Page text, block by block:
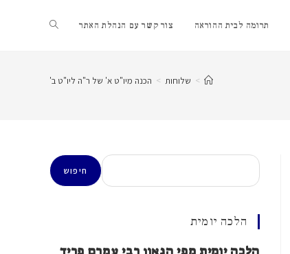
תרומה לבית ההוראה צור קשר עם הנהלת האתר Toggle
website > שלוחות > הכנה מיו"ט א' של ר"ה ליו"ט ב'
חיפוש
חיפוש
הלכה יומית